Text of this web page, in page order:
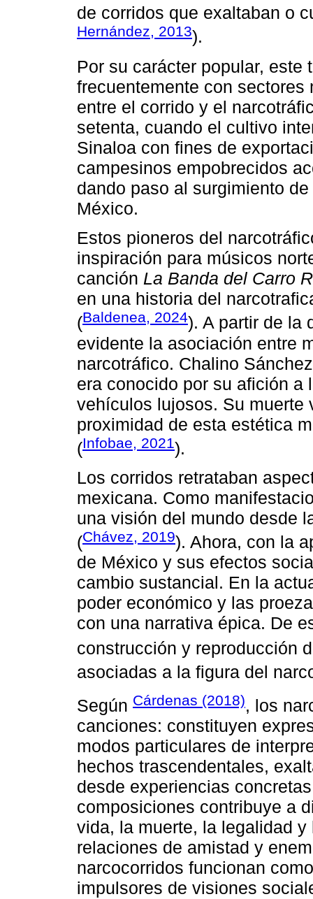
de corridos que exaltaban o
Hernández, 2013).
Por su carácter popular, este
frecuentemente con
entre el corrido y el
setenta, cuando el cultivo
Sinaloa con fines de
campesinos empobrecidos
dando paso al surgimiento
México.
Estos pioneros del
inspiración para músicos
canción La Banda del Carro
en una historia del
(Baldenea, 2024). A partir de la
evidente la asociación entre
narcotráfico. Chalino
era conocido por su afición a
vehículos lujosos. Su muerte
proximidad de esta estética
(Infobae, 2021).
Los corridos retrataban
mexicana. Como
una visión del mundo desde
(Chávez, 2019). Ahora, con la
de México y sus efectos
cambio sustancial. En la
poder económico y las
con una narrativa épica. De
construcción y reproducción
asociadas a la figura del
Según Cárdenas (2018), los
canciones: constituyen
modos particulares de
hechos trascendentales,
desde experiencias
composiciones contribuye a
vida, la muerte, la legalidad
relaciones de amistad y
narcocorridos funcionan
impulsores de visiones